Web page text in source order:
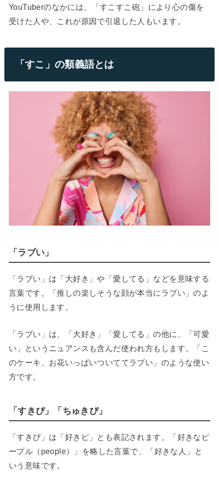
YouTuberのなかには、「すこすこ砲」により心の傷を
受けた人や、これが原因で引退した人もいます。
「すこ」の類義語とは
「ラブい」
「ラブい」は「大好き」や「愛してる」などを意味する
言葉です。「推しの楽しそうな顔が本当にラブい」のよ
うに使用します。
「ラブい」は、「大好き」「愛してる」の他に、「可愛
い」というニュアンスも含んだ使われ方もします。「こ
のケーキ、お花いっぱいついててラブい」のような使い
方です。
「すきぴ」「ちゅきぴ」
「すきぴ」は「好きピ」とも表記されます。「好きなピ
ープル（people）」を略した言葉で、「好きな人」と
いう意味です。